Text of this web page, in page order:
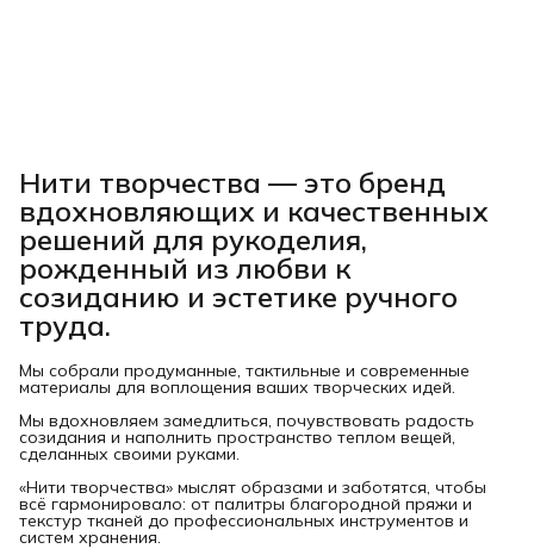
Нити творчества — это бренд
вдохновляющих и качественных
решений для рукоделия,
рожденный из любви к
созиданию и эстетике ручного
труда.
Мы собрали продуманные, тактильные и современные
материалы для воплощения ваших творческих идей.
Мы вдохновляем замедлиться, почувствовать радость
созидания и наполнить пространство теплом вещей,
сделанных своими руками.
«Нити творчества» мыслят образами и заботятся, чтобы
всё гармонировало: от палитры благородной пряжи и
текстур тканей до профессиональных инструментов и
систем хранения.